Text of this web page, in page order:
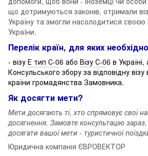
що дотримуються законів, отримали
Україну та змогли насолодитися
України.
Перелік країн, для яких
- візу Е тип С-06 або Візу С-06 в
Консульського збору за відповідну візу
країни громадянства Замовника.
Як досягти мети?
Мети досягають ті, хто спрямовує свої
досягнення. Замовте консультацію
досягати вашої мети - туристичної
Юридична компанія ЄВРОВЕКТОР